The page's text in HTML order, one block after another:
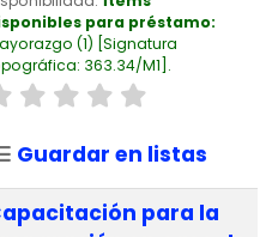
para préstamo:
(1) Signatura
363.34/M1 .
Guardar en listas
para la